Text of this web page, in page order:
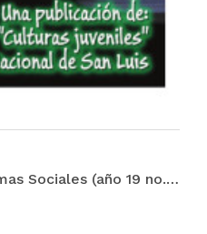
KAIROS - Revista de Temas Sociales (año 19 no. 35 may 2015)